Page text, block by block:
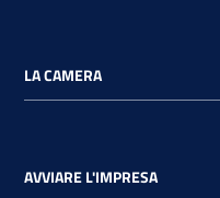
LA CAMERA
AVVIARE L'IMPRESA